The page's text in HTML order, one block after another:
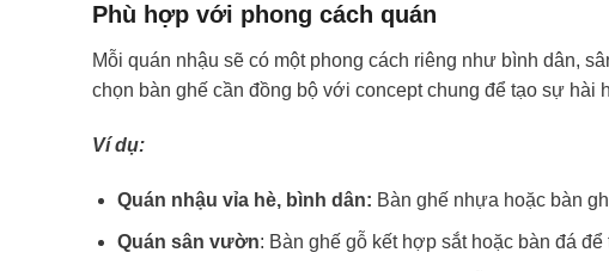
Phù hợp với phong cách quán
Mỗi quán nhậu sẽ có một phong cách riêng như bình dân,
chọn bàn ghế cần đồng bộ với concept chung để tạo sự hài
Ví dụ:
Quán nhậu vỉa hè, bình dân: Bàn ghế nhựa hoặc bàn
Quán sân vườn: Bàn ghế gỗ kết hợp sắt hoặc bàn đá để